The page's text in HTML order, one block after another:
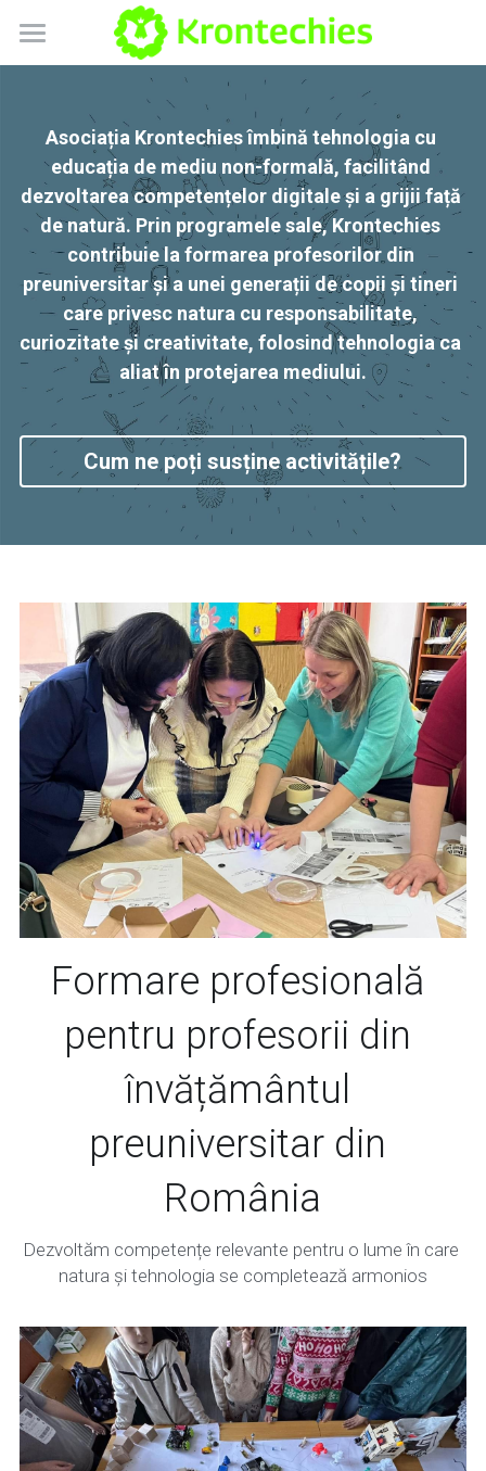
Despre noi
Blog
Playlab Romania
Scratch Tactile
Contact
POWERED BY
Asociația Krontechies îmbină tehnologia cu
educația de mediu non-formală, facilitând
dezvoltarea competențelor digitale și a grijii față
de natură. Prin programele sale, Krontechies
contribuie la formarea profesorilor din
preuniversitar și a unei generații de copii și tineri
care privesc natura cu responsabilitate,
curiozitate și creativitate, folosind tehnologia ca
aliat în protejarea mediului.
Cum ne poți susține activitățile?
Formare profesională
pentru profesorii din
învățământul
preuniversitar din
România
Dezvoltăm competențe relevante pentru o lume în care
natura și tehnologia se completează armonios
BLOG CATEGORIES
All Categories
interviu playlab